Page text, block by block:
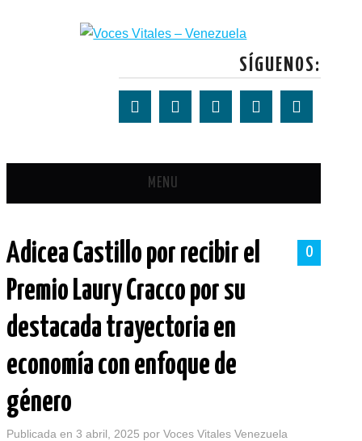
SÍGUENOS:
MENU
SOBRE VOCES VITALES
LOGROS
HISTORIAS DE EXITO
0
Adicea Castillo por recibir el
Premio Laury Cracco por su
destacada trayectoria en
economía con enfoque de
género
Publicada en 3 abril, 2025 por Voces Vitales Venezuela